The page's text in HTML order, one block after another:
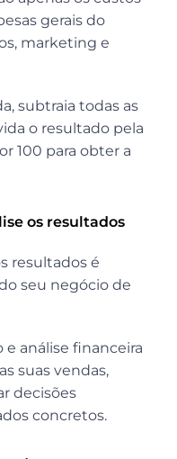
gerais do
marketing e
subtraia todas as
o resultado pela
100 para obter a
os resultados
resultados é
seu negócio de
análise financeira
suas vendas,
decisões
concretos.